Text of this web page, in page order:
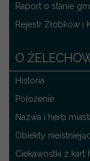
Raport o stanie
Rejestr Żłobków i
O
Historia
Położenie
Nazwa i herb
Obiekty
Ciekawostki z kart